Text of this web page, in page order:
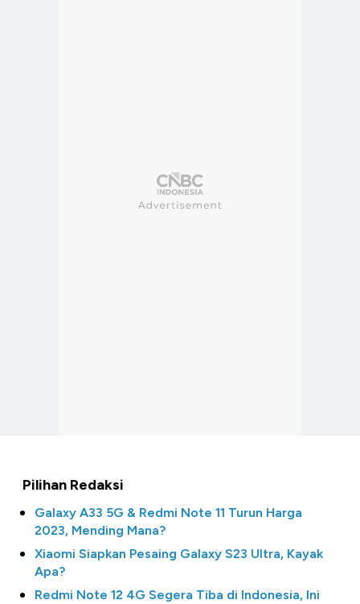
Pilihan Redaksi
Galaxy A33 5G & Redmi Note 11 Turun Harga
2023, Mending Mana?
Xiaomi Siapkan Pesaing Galaxy S23 Ultra, Kayak
Apa?
Redmi Note 12 4G Segera Tiba di Indonesia, Ini